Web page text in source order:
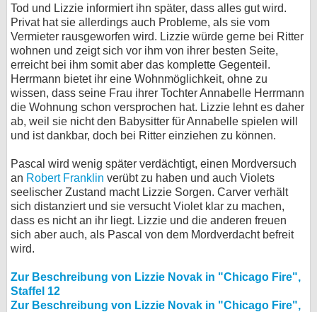
Tod und Lizzie informiert ihn später, dass alles gut wird.
Privat hat sie allerdings auch Probleme, als sie vom
Vermieter rausgeworfen wird. Lizzie würde gerne bei Ritter
wohnen und zeigt sich vor ihm von ihrer besten Seite,
erreicht bei ihm somit aber das komplette Gegenteil.
Herrmann bietet ihr eine Wohnmöglichkeit, ohne zu
wissen, dass seine Frau ihrer Tochter Annabelle Herrmann
die Wohnung schon versprochen hat. Lizzie lehnt es daher
ab, weil sie nicht den Babysitter für Annabelle spielen will
und ist dankbar, doch bei Ritter einziehen zu können.
Pascal wird wenig später verdächtigt, einen Mordversuch
an Robert Franklin verübt zu haben und auch Violets
seelischer Zustand macht Lizzie Sorgen. Carver verhält
sich distanziert und sie versucht Violet klar zu machen,
dass es nicht an ihr liegt. Lizzie und die anderen freuen
sich aber auch, als Pascal von dem Mordverdacht befreit
wird.
Zur Beschreibung von Lizzie Novak in "Chicago Fire",
Staffel 12
Zur Beschreibung von Lizzie Novak in "Chicago Fire",